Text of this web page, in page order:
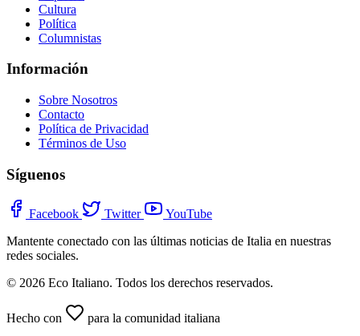
Cultura
Política
Columnistas
Información
Sobre Nosotros
Contacto
Política de Privacidad
Términos de Uso
Síguenos
Facebook Twitter
YouTube
Mantente conectado con las últimas noticias de Italia en nuestras
redes sociales.
© 2026 Eco Italiano. Todos los derechos reservados.
Hecho con para la comunidad italiana